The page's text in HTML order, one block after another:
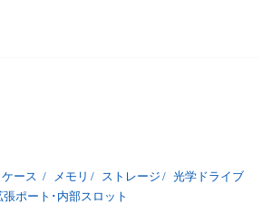
ケース / メモリ / ストレージ / 光学ドライブ
張ポート･内部スロット